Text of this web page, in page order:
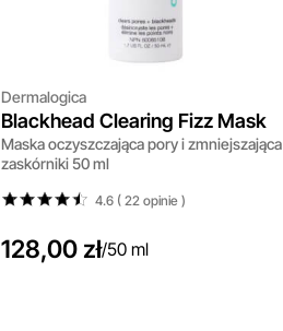
Dermalogica
Blackhead Clearing Fizz Mask
Maska oczyszczająca pory i zmniejszająca
zaskórniki 50 ml
4.6 ( 22opinie)
128,00 zł/50 ml